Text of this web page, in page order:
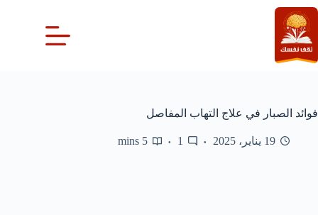
التجاوز
إلى
المحتوى
فوائد الصبار في علاج التهاب المفاصل
19 يناير، 2025 1
5 mins